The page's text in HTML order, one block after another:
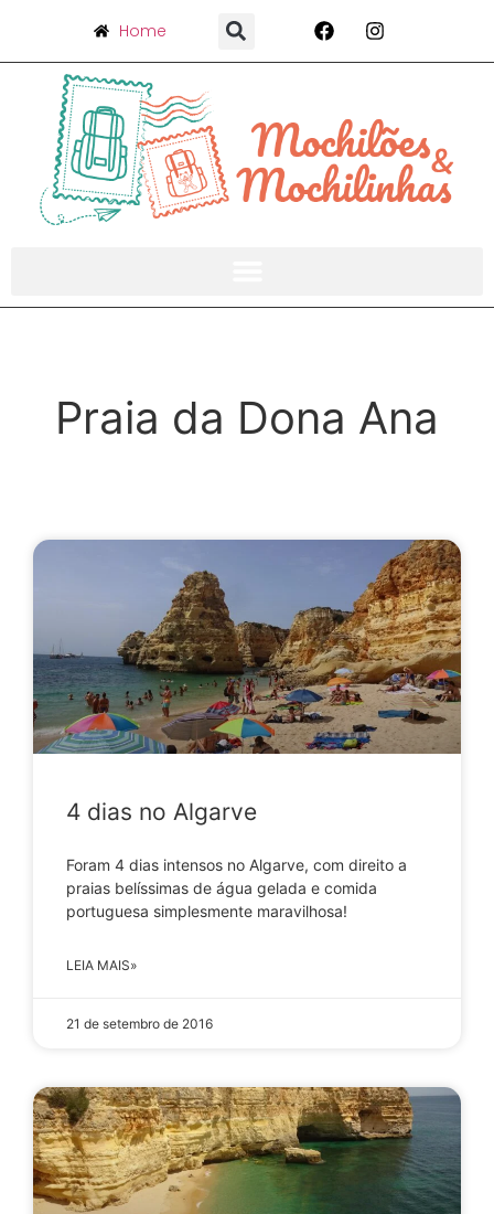
Home
Praia da Dona Ana
4 dias no Algarve
Foram 4 dias intensos no Algarve, com direito a
praias belíssimas de água gelada e comida
portuguesa simplesmente maravilhosa!
LEIA MAIS»
21 de setembro de 2016